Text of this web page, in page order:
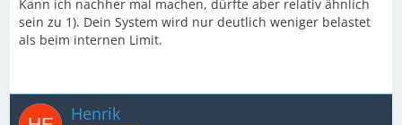
Kann ich nachher mal machen, dürfte aber relativ ähnlich
sein zu 1). Dein System wird nur deutlich weniger belastet
als beim internen Limit.
Henrik